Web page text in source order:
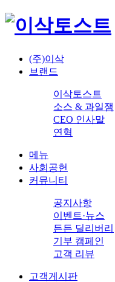
(주)이삭
브랜드
이삭토스트
소스 & 과일잼
CEO 인사말
연혁
메뉴
사회공헌
커뮤니티
공지사항
이벤트·뉴스
든든 딜리버리
기부 캠페인
고객 리뷰
고객게시판